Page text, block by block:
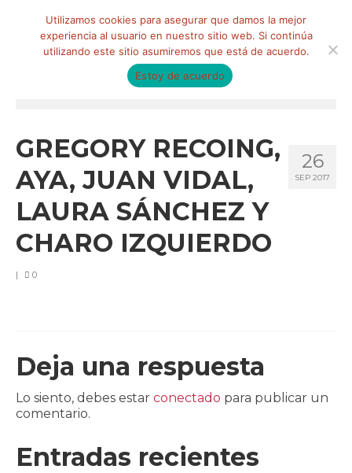
Qué hacemos
CONTACTO
26
SEP 2017
GREGORY RECOING,
AYA, JUAN VIDAL,
LAURA SÁNCHEZ Y
CHARO IZQUIERDO
| 0
Deja una respuesta
Lo siento, debes estar conectado para publicar un
comentario.
Entradas recientes
Utilizamos cookies para asegurar que damos la mejor
experiencia al usuario en nuestro sitio web. Si continúa
utilizando este sitio asumiremos que está de acuerdo.
Estoy de acuerdo